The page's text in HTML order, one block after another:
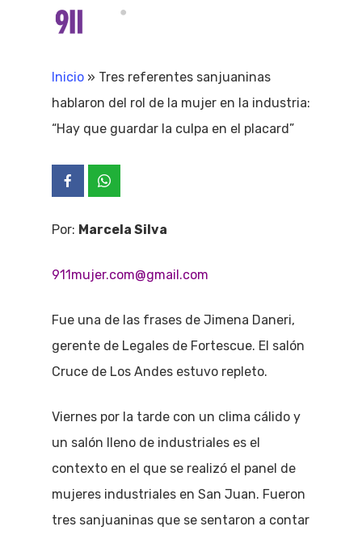
Inicio » Tres referentes sanjuaninas
hablaron del rol de la mujer en la industria:
“Hay que guardar la culpa en el placard”
Por: Marcela Silva
911mujer.com@gmail.com
Fue una de las frases de Jimena Daneri,
gerente de Legales de Fortescue. El salón
Cruce de Los Andes estuvo repleto.
Viernes por la tarde con un clima cálido y
un salón lleno de industriales es el
contexto en el que se realizó el panel de
mujeres industriales en San Juan. Fueron
tres sanjuaninas que se sentaron a contar